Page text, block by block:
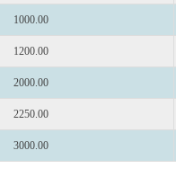
1000.00
1200.00
2000.00
2250.00
3000.00